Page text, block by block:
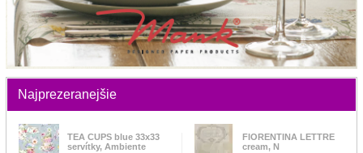
Najprezeranejšie
TEA CUPS blue 33x33
servítky, Ambiente
FIORENTINA LETTRE
cream, N